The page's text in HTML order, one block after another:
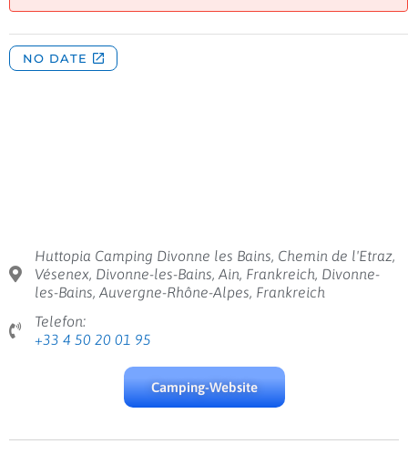
Huttopia Camping Divonne les Bains, Chemin de l'Etraz,
Vésenex, Divonne-les-Bains, Ain, Frankreich, Divonne-
les-Bains, Auvergne-Rhône-Alpes, Frankreich
Telefon:
+33 4 50 20 01 95
Camping-Website